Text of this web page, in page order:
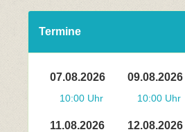
Termine
07.08.2026
10:00 Uhr
09.08.2026
10:00 Uhr
11.08.2026 12.08.2026